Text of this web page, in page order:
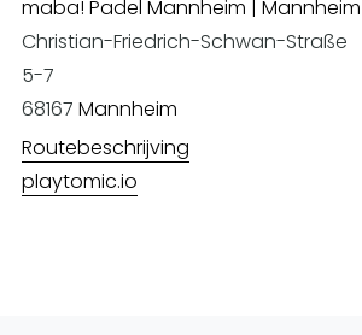
maba! Padel Mannheim | Mannheim
Christian-Friedrich-Schwan-Straße
5-7
68167 Mannheim
Routebeschrijving
playtomic.io